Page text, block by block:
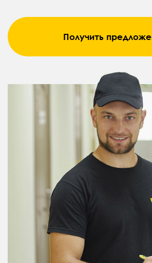
Получить